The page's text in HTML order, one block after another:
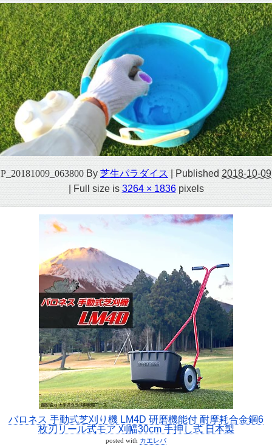
P_20181009_063800 By 芝生パラダイス Published 2018-10-09
| Full size is3264 × 1836pixels
バロネス 手動式芝刈り機 LM4D 研磨機能付 耐摩耗合金鋼6
枚刃リール式モア 刈幅30cm 手押し式 日本製
posted with カエレバ